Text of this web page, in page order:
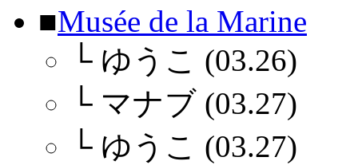
■Musée de la Marine
└ ゆうこ (03.26)
└ マナブ (03.27)
└ ゆうこ (03.27)